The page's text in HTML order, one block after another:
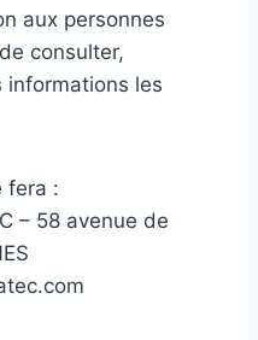
aux personnes
consulter,
informations les
fera :
– 58 avenue de